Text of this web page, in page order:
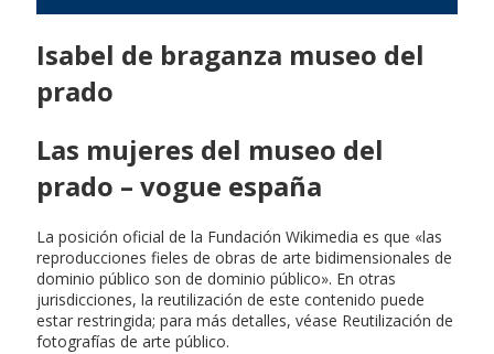
Isabel de braganza museo del
prado
Las mujeres del museo del
prado – vogue españa
La posición oficial de la Fundación Wikimedia es que «las
reproducciones fieles de obras de arte bidimensionales de
dominio público son de dominio público». En otras
jurisdicciones, la reutilización de este contenido puede
estar restringida; para más detalles, véase Reutilización de
fotografías de arte público.